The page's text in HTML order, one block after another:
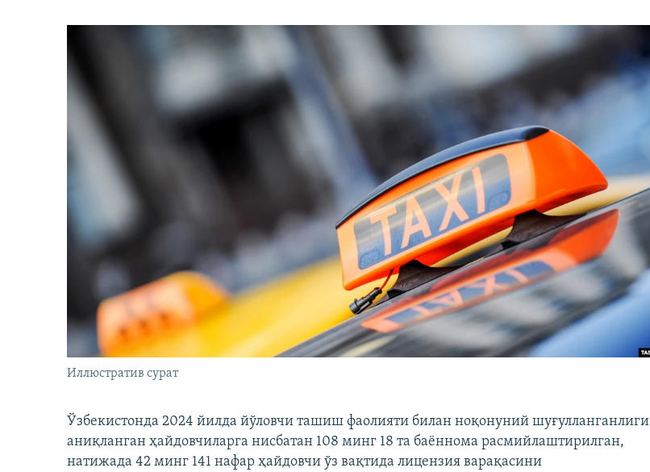
Иллюстратив сурат
Ўзбекистонда 2024 йилда йўловчи ташиш фаолияти билан ноқонуний шуғулланганлиги
аниқланган ҳайдовчиларга нисбатан 108 минг 18 та баённома расмийлаштирилган,
натижада 42 минг 141 нафар ҳайдовчи ўз вақтида лицензия варақасини